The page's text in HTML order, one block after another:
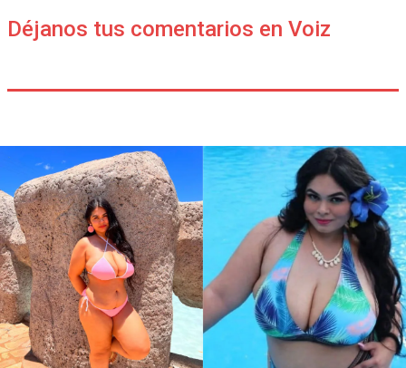
Déjanos tus comentarios en Voiz